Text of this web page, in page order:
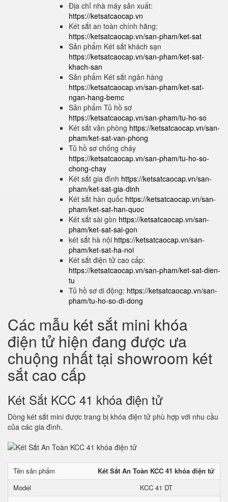
Địa chỉ nhà máy sản xuất:
https://ketsatcaocap.vn
Két sắt an toàn chính hãng:
https://ketsatcaocap.vn/san-pham/ket-sat
Sản phẩm Két sắt khách sạn
https://ketsatcaocap.vn/san-pham/ket-sat-
khach-san
Sản phẩm Két sắt ngân hàng
https://ketsatcaocap.vn/san-pham/ket-sat-
ngan-hang-bemc
Sản phẩm Tủ hồ sơ
https://ketsatcaocap.vn/san-pham/tu-ho-so
Két sắt văn phòng https://ketsatcaocap.vn/san-
pham/ket-sat-van-phong
Tủ hồ sơ chống cháy
https://ketsatcaocap.vn/san-pham/tu-ho-so-
chong-chay
Két sắt gia đình https://ketsatcaocap.vn/san-
pham/ket-sat-gia-dinh
Két sắt hàn quốc https://ketsatcaocap.vn/san-
pham/ket-sat-han-quoc
Két sắt sài gòn https://ketsatcaocap.vn/san-
pham/ket-sat-sai-gon
két sắt hà nội https://ketsatcaocap.vn/san-
pham/ket-sat-ha-noi
Két sắt điện tử cao cấp:
https://ketsatcaocap.vn/san-pham/ket-sat-dien-
tu
Tủ hồ sơ di động: https://ketsatcaocap.vn/san-
pham/tu-ho-so-di-dong
Các mẫu két sắt mini khóa
điện tử hiện đang được ưa
chuộng nhất tại showroom két
sắt cao cấp
Két Sắt KCC 41 khóa điện tử
Dòng két sắt mini được trang bị khóa điện tử phù hợp với nhu cầu
của các gia đình.
Tên sản phẩm
Két Sắt An Toàn KCC 41 khóa điện tử
Model
KCC 41 DT